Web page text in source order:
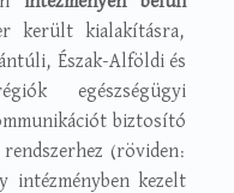
került kialakításra,
Észak-Alföldi és
egészségügyi
biztosító
(röviden:
intézményben kezelt